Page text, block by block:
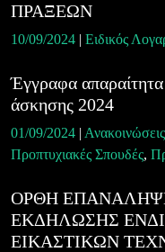
ΠΡΑΞΕΩΝ
10/09/2024 | Ειδικός
Έγγραφα απαραίτητα
άσκησης 2024
01/09/2024 |
Προπτυχιακές Σπουδές,
ΟΡΘΗ
ΕΚΔΗΛΩΣΗΣ
ΕΙΚΑΣΤΙΚΩΝ